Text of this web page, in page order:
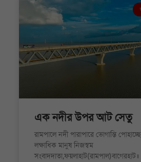
এক নদীর উপর আট সেতু
রামপালে নদী পারাপারে ভোগান্তি পোহাচ্ছে
লক্ষাধিক মানুষ নিজস্বম
সংবাদদাতা,ফয়লাহাট(রামপাল)বাগেরহাট॥